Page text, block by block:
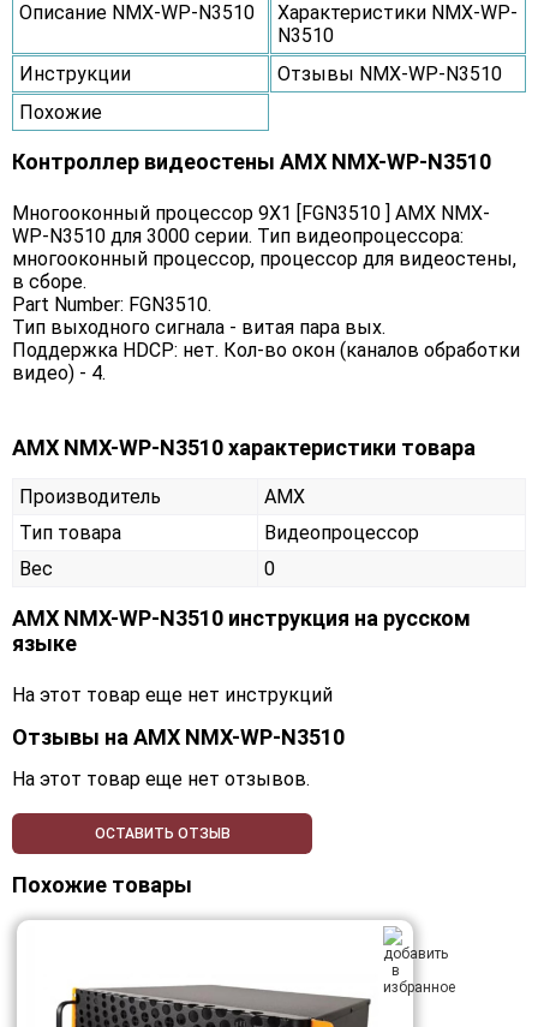
Описание NMX-WP-N3510
Характеристики NMX-WP-
N3510
Инструкции
Отзывы NMX-WP-N3510
Похожие
Контроллер видеостены AMX NMX-WP-N3510
Многооконный процессор 9Х1 [FGN3510 ] AMX NMX-
WP-N3510 для 3000 серии. Тип видеопроцессора:
многооконный процессор, процессор для видеостены,
в сборе.
Part Number: FGN3510.
Тип выходного сигнала - витая пара вых.
Поддержка HDCP: нет. Кол-во окон (каналов обработки
видео) - 4.
AMX NMX-WP-N3510 характеристики товара
Производитель
AMX
Тип товара
Видеопроцессор
Вес
0
AMX NMX-WP-N3510 инструкция на русском
языке
На этот товар еще нет инструкций
Отзывы наAMX NMX-WP-N3510
На этот товар еще нет отзывов.
ОСТАВИТЬ ОТЗЫВ
Похожие товары